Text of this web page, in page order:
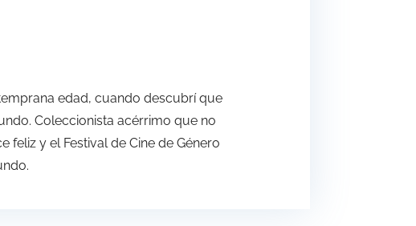
edad, cuando descubrí que
Coleccionista acérrimo que no
feliz y el Festival de Cine de Género